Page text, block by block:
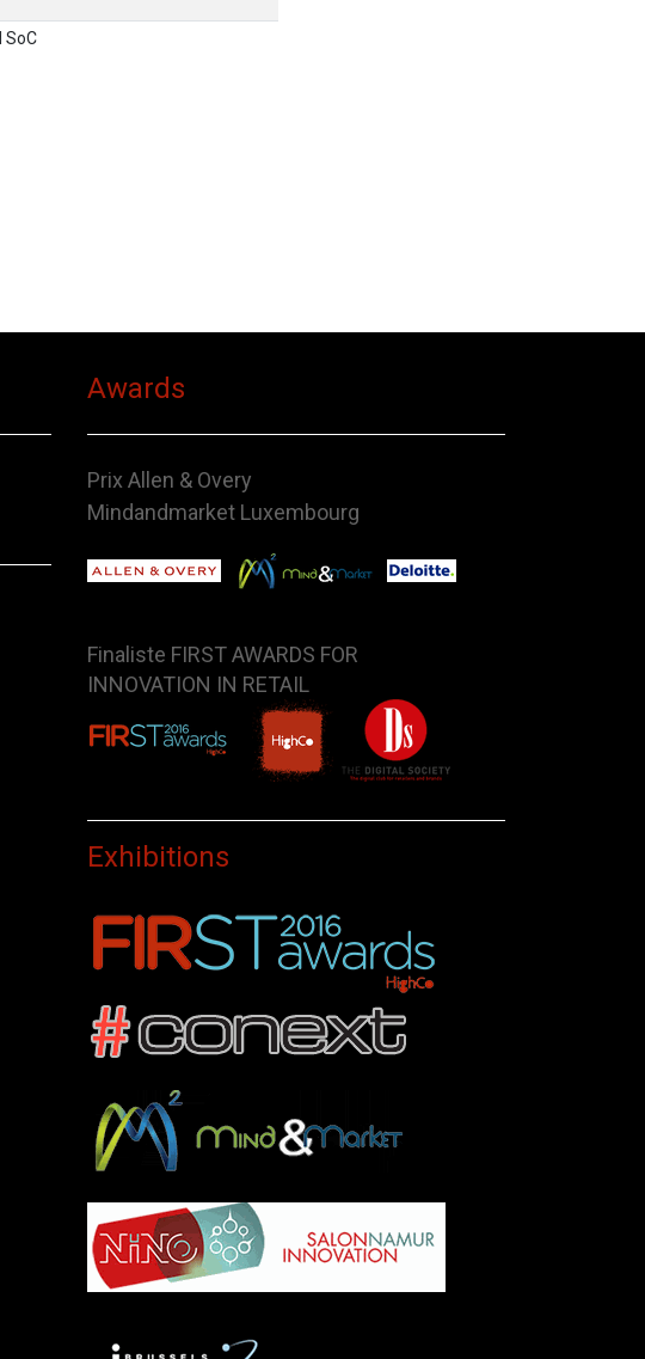
SoC
Awards
Prix Allen & Overy
Mindandmarket Luxembourg
Finaliste FIRST AWARDS FOR
INNOVATION IN RETAIL
Exhibitions